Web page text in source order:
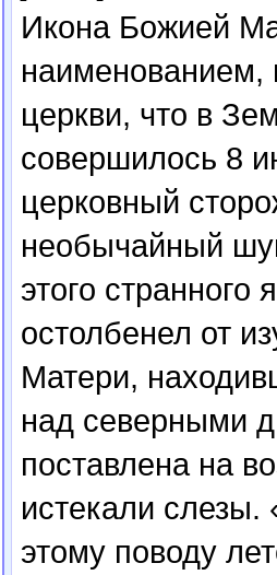
Икона Божией
наименованием,
церкви, что в
совершилось 8
церковный
необычайный
этого
остолбенел от
Матери,
над северными
поставлена на
истекали
этому поводу